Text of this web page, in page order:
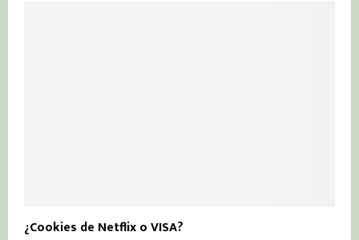
¿Cookies de Netflix o VISA?